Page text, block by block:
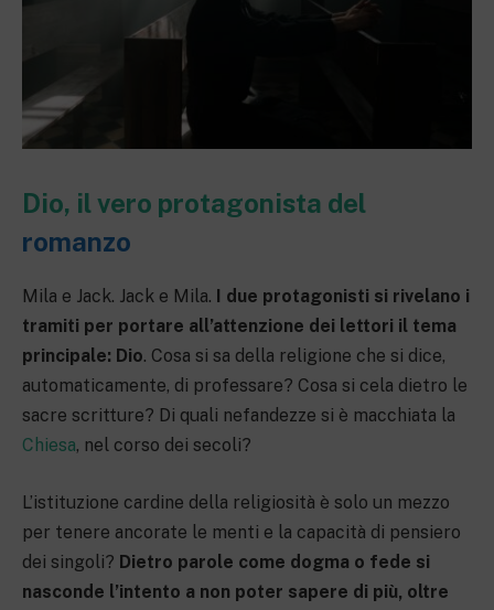
Dio, il vero protagonista del
romanzo
Mila e Jack. Jack e Mila. I due protagonisti si rivelano i
tramiti per portare all’attenzione dei lettori il tema
principale: Dio. Cosa si sa della religione che si dice,
automaticamente, di professare? Cosa si cela dietro le
sacre scritture? Di quali nefandezze si è macchiata la
Chiesa, nel corso dei secoli?
L’istituzione cardine della religiosità è solo un mezzo
per tenere ancorate le menti e la capacità di pensiero
dei singoli? Dietro parole come dogma o fede si
nasconde l’intento a non poter sapere di più, oltre